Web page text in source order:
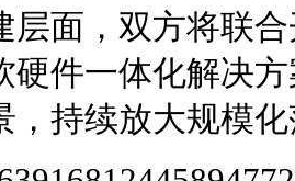
层面，双方将联
硬件一体化解决
，持续放大规模